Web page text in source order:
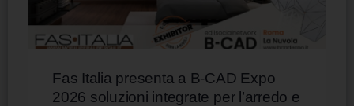
Fas Italia presenta a B-CAD Expo
2026 soluzioni integrate per l’arredo e